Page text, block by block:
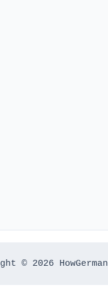
© 2026 HowGerman